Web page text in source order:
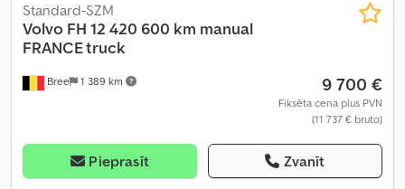
Bree 1 389 km
Standard-SZM
Volvo FH 12 420 600 km manual
FRANCE truck
9 700 €
Fiksēta cena plus PVN
(11 737 € bruto)
Pieprasīt Zvanīt